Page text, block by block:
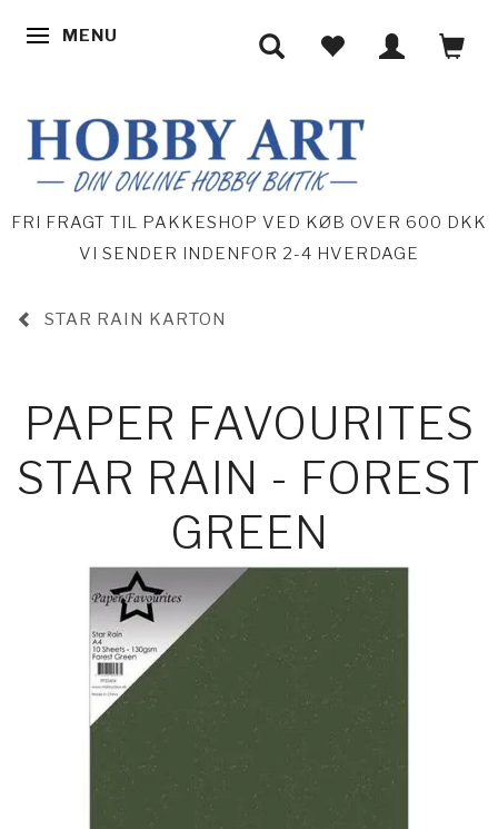
SKIFTE NAVIGATION
MENU
FRI FRAGT TIL PAKKESHOP VED KØB OVER 600 DKK
VI SENDER INDENFOR 2-4 HVERDAGE
STAR RAIN KARTON
PAPER FAVOURITES
STAR RAIN - FOREST
GREEN